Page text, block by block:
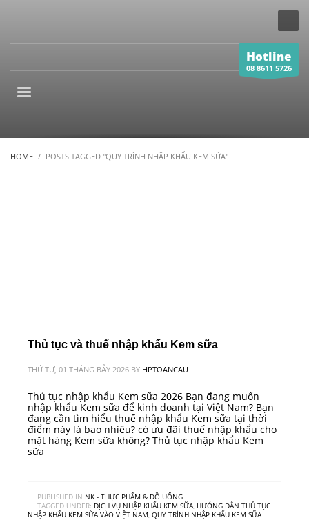
Hotline
08 8611 5726
HOME POSTS TAGGED "QUY TRÌNH NHẬP KHẨU KEM SỮA"
Thủ tục và thuế nhập khẩu Kem sữa
THỨ TƯ, 01 THÁNG BẢY 2026 BY HPTOANCAU
Thủ tục nhập khẩu Kem sữa 2026 Bạn đang muốn
nhập khẩu Kem sữa để kinh doanh tại Việt Nam? Bạn
đang cần tìm hiểu thuế nhập khẩu Kem sữa tại thời
điểm này là bao nhiêu? có ưu đãi thuế nhập khẩu cho
mặt hàng Kem sữa không? Thủ tục nhập khẩu Kem
sữa
PUBLISHED IN NK - THỰC PHẨM & ĐỒ UỐNG
TAGGED UNDER: DỊCH VỤ NHẬP KHẨU KEM SỮA HƯỚNG DẪN THỦ TỤC
NHẬP KHẨU KEM SỮA VÀO VIỆT NAM QUY TRÌNH NHẬP KHẨU KEM SỮA